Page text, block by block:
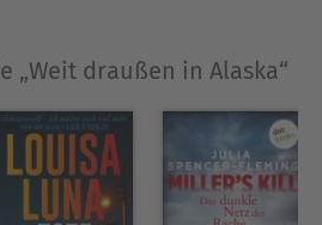
„Weit draußen in Alaska“